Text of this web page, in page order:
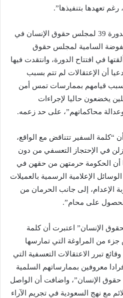
رغم تعهدها بتنفيذها”.
وعمد السفير السعودي خلال الدورة 39 لمجلس حقوق الإنسان في
السامية لمجلس حقوق
في افتتاح الدورة، وانتقدت فيها
أن الإعتقالات لم تتم بسبب
بسبب قيامهم بممارسات تمس أمن
يخضعون حاليا لإجراءات
محاكماتهم”، على حد زعمه.
“كلمة السفير تتناقض مع الواقع،
في الإحتجاز التعسفي من دون
أن الحكومة حرمتهن من حقهن في
الإعلامية الرسمية بالعميلات
الإعدام، إلى جانب الحرمان من
على محام”.
الإنسان” اعتبرت أن كلمة
من المراوغة التي تمارسها
تبرر الاعتقالات التعسفية التي
معروفين بممارساتهم السلمية
الإنسان”، واضافت أن الواصل
مع نهج السعودية في تجريم الآراء